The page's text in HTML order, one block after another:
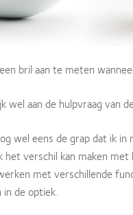
bril aan te meten
wel aan de hulpvraag van
wel eens de grap dat ik
het verschil kan maken
met verschillende
de optiek.